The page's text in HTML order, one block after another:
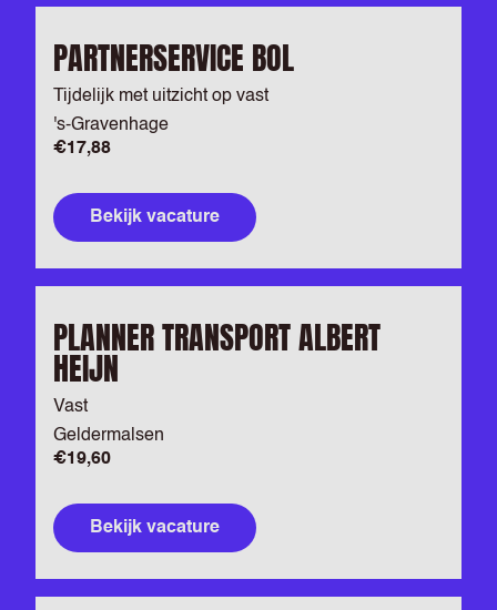
PARTNERSERVICE BOL
Tijdelijk met uitzicht op vast
's-Gravenhage
€17,88
Bekijk vacature
PLANNER TRANSPORT ALBERT
HEIJN
Vast
Geldermalsen
€19,60
Bekijk vacature